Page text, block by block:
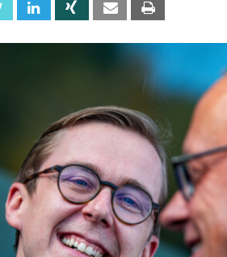
Twitter Linkedin Xing Email